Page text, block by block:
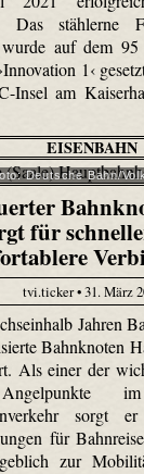
Das stählerne
auf dem 95
1‹
Insel am
EISENBAHN
Deutsche Bahn/
für
tvi.ticker • 31. März
Jahren
Bahnknoten
Als einer der
im
sorgt
für
zur